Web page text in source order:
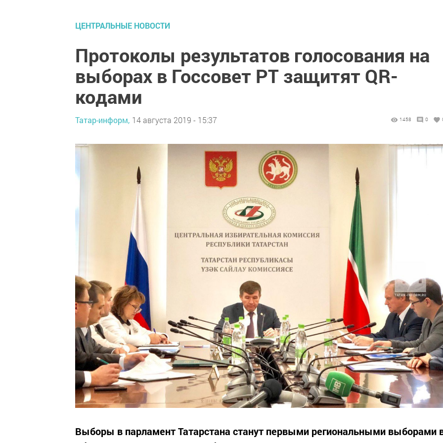
ЦЕНТРАЛЬНЫЕ НОВОСТИ
Протоколы результатов голосования на
выборах в Госсовет РТ защитят QR-
кодами
Татар-информ, 14 августа 2019 - 15:37 1458 0
Выборы в парламент Татарстана станут первыми региональными выборами